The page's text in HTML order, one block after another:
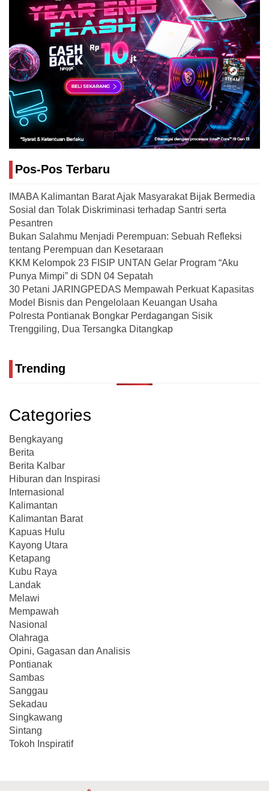
Pos-Pos Terbaru
IMABA Kalimantan Barat Ajak Masyarakat Bijak Bermedia
Sosial dan Tolak Diskriminasi terhadap Santri serta
Pesantren
Bukan Salahmu Menjadi Perempuan: Sebuah Refleksi
tentang Perempuan dan Kesetaraan
KKM Kelompok 23 FISIP UNTAN Gelar Program “Aku
Punya Mimpi” di SDN 04 Sepatah
30 Petani JARINGPEDAS Mempawah Perkuat Kapasitas
Model Bisnis dan Pengelolaan Keuangan Usaha
Polresta Pontianak Bongkar Perdagangan Sisik
Trenggiling, Dua Tersangka Ditangkap
Trending
Categories
Bengkayang
Berita
Berita Kalbar
Hiburan dan Inspirasi
Internasional
Kalimantan
Kalimantan Barat
Kapuas Hulu
Kayong Utara
Ketapang
Kubu Raya
Landak
Melawi
Mempawah
Nasional
Olahraga
Opini, Gagasan dan Analisis
Pontianak
Sambas
Sanggau
Sekadau
Singkawang
Sintang
Tokoh Inspiratif